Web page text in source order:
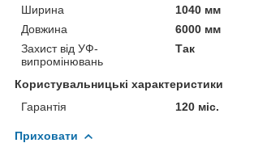
Ширина
1040 мм
Довжина
6000 мм
Захист від УФ-
випромінювань
Так
Користувальницькі характеристики
Гарантія
120 міс.
Приховати